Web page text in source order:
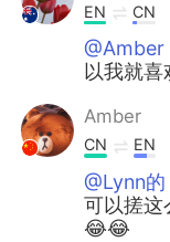
EN CN
@Amber
以我就喜
Amber
CN EN
@Lynn
可以搓这
😂😂